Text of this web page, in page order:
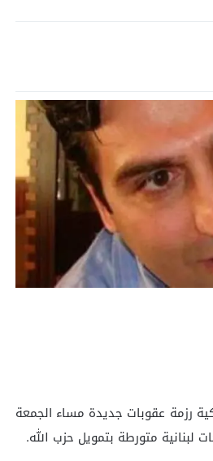
رزمة عقوبات جديدة مساء الجمعة
متورطة بتمويل حزب الله.